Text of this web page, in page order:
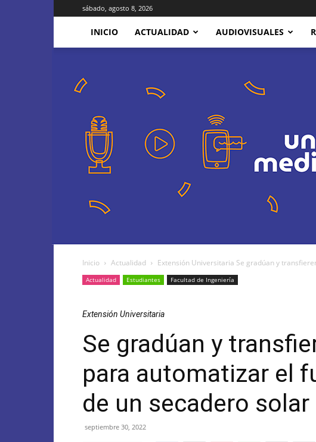
sábado, agosto 8, 2026
INICIO ACTUALIDAD AUDIOVISUALES
Inicio Actualidad Extensión Universitaria Se gradúan y
Actualidad Estudiantes Facultad de Ingeniería
Extensión Universitaria
Se gradúan y
para automatizar el
de un secadero solar
septiembre 30, 2022